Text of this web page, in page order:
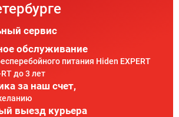
сервис
обслуживание
питания Hiden EXPERT
до 3 лет
за наш счет,
выезд курьера